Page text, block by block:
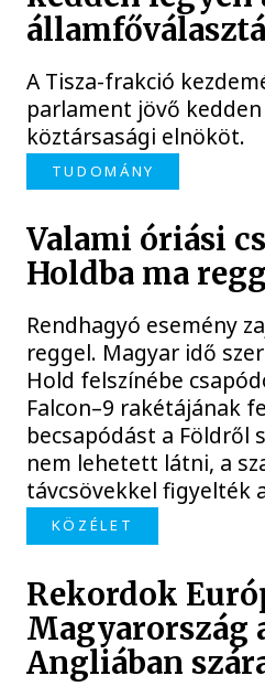
A Tisza-frakció
parlament jövő
köztársasági elnököt.
TUDOMÁNY
Valami óriási
Holdba ma
Rendhagyó esemény
reggel. Magyar idő
Hold felszínébe
Falcon–9 rakétájának
becsapódást a Földről
nem lehetett látni, a
távcsövekkel figyelték
KÖZÉLET
Rekordok
Magyarország
Angliában